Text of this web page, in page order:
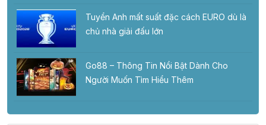
Tuyển Anh mất suất đặc cách EURO dù là
chủ nhà giải đấu lớn
Go88 – Thông Tin Nổi Bật Dành Cho
Người Muốn Tìm Hiểu Thêm